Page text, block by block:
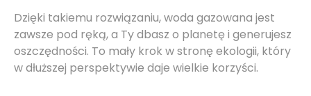
Dzięki takiemu rozwiązaniu, woda gazowana jest
zawsze pod ręką, a Ty dbasz o planetę i generujesz
oszczędności. To mały krok w stronę ekologii, który
w dłuższej perspektywie daje wielkie korzyści.